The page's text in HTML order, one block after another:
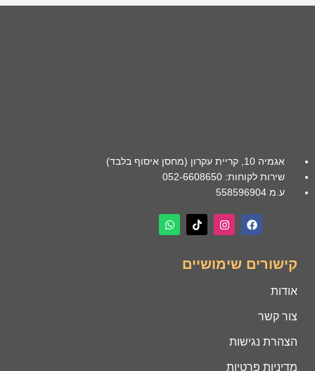
אגמיה 10, קריית עקרון (מחסן איסוף בלבד)
שירות לקוחות: 052-6608650
ע.מ 558596904
קישורים שימושיים
אודות
צור קשר
הצהרת נגישות
מדיניות פרטיות